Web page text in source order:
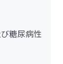
糖尿病性